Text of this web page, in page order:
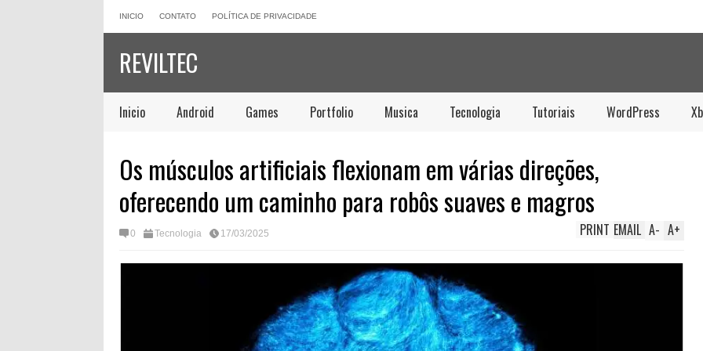
INICIO CONTATO POLÍTICA DE PRIVACIDADE
REVILTEC
Inicio Android Games Portfolio Musica Tecnologia Tutoriais WordPress
Os músculos artificiais flexionam em várias direções,
oferecendo um caminho para robôs suaves e magros
0 Tecnologia 17/03/2025 A+
A-
EMAIL
PRINT